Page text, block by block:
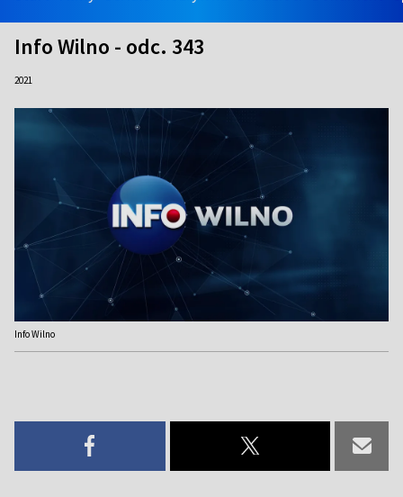
Info Wilno - odc. 343
2021
Info Wilno